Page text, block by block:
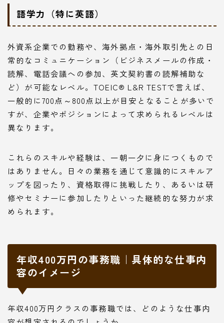
語学力（特に英語）
外資系企業での勤務や、海外拠点・海外取引先との日
常的なコミュニケーション（ビジネスメールの作成・
読解、電話会議への参加、英文契約書の読解補助な
ど）が可能なレベル。TOEIC® L&R TESTで言えば、
一般的に700点～800点以上が目安となることが多いで
すが、企業やポジションによって求められるレベルは
異なります。
これらのスキルや経験は、一朝一夕に身につくもので
はありません。日々の業務を通じて意識的にスキルア
ップを図ったり、資格取得に挑戦したり、あるいは研
修やセミナーに参加したりといった継続的な努力が求
められます。
年収400万円の事務職｜具体的な仕事内
容のイメージ
年収400万円クラスの事務職では、どのような仕事内